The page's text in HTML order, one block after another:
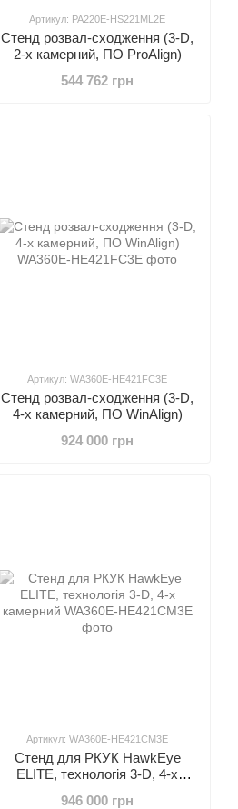
Артикул: PA220E-HS221ML2E
Стенд розвал-сходження (3-D,
2-х камерний, ПО ProAlign)
544 762 грн
Артикул: WA360E-HE421FC3E
Стенд розвал-сходження (3-D,
4-х камерний, ПО WinAlign)
924 000 грн
Артикул: WA360E-HE421CM3E
Стенд для РКУК HawkEye
ELITE, технологія 3-D, 4-х
946 000 грн